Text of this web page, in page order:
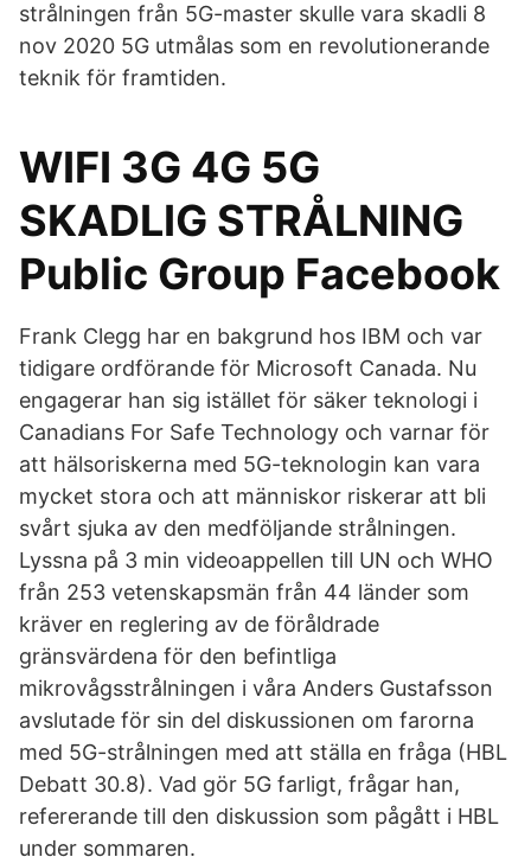
strålningen från 5G-master skulle vara skadli 8
nov 2020 5G utmålas som en revolutionerande
teknik för framtiden.
WIFI 3G 4G 5G
SKADLIG STRÅLNING
Public Group Facebook
Frank Clegg har en bakgrund hos IBM och var
tidigare ordförande för Microsoft Canada. Nu
engagerar han sig istället för säker teknologi i
Canadians For Safe Technology och varnar för
att hälsoriskerna med 5G-teknologin kan vara
mycket stora och att människor riskerar att bli
svårt sjuka av den medföljande strålningen.
Lyssna på 3 min videoappellen till UN och WHO
från 253 vetenskapsmän från 44 länder som
kräver en reglering av de föråldrade
gränsvärdena för den befintliga
mikrovågsstrålningen i våra Anders Gustafsson
avslutade för sin del diskussionen om farorna
med 5G-strålningen med att ställa en fråga (HBL
Debatt 30.8). Vad gör 5G farligt, frågar han,
refererande till den diskussion som pågått i HBL
under sommaren.